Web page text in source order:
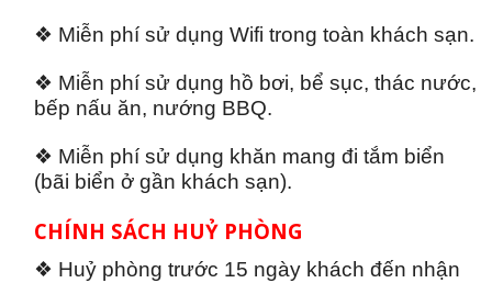
❖ Miễn phí sử dụng Wifi trong toàn khách sạn.
❖ Miễn phí sử dụng hồ bơi, bể sục, thác nước,
bếp nấu ăn, nướng BBQ.
❖ Miễn phí sử dụng khăn mang đi tắm biển
(bãi biển ở gần khách sạn).
CHÍNH SÁCH HUỶ PHÒNG
❖ Huỷ phòng trước 15 ngày khách đến nhận